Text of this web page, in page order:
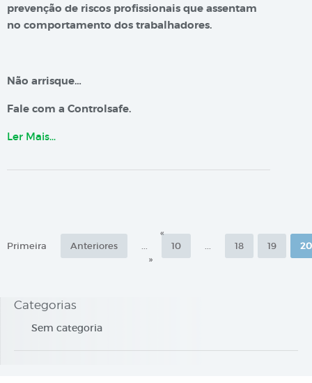
prevenção de riscos profissionais que assentam
no comportamento dos trabalhadores.
Não arrisque…
Fale com a Controlsafe.
Ler Mais…
«
Primeira
Anteriores ... 10 ... 18 19
20
»
Categorias
Sem categoria